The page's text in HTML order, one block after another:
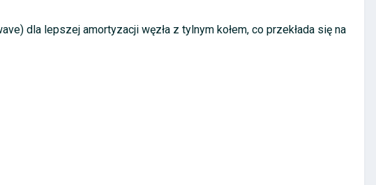
dla lepszej amortyzacji węzła z tylnym kołem, co przekłada się na